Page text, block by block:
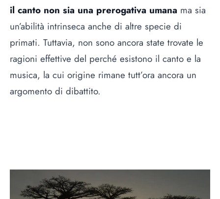
il canto non sia una prerogativa umana ma sia
un’abilità intrinseca anche di altre specie di
primati. Tuttavia, non sono ancora state trovate le
ragioni effettive del perché esistono il canto e la
musica, la cui origine rimane tutt’ora ancora un
argomento di dibattito.